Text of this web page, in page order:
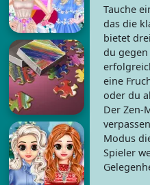
Tauche
das die
bietet
du
eine
oder du
Der Zen-
Modus
Spieler